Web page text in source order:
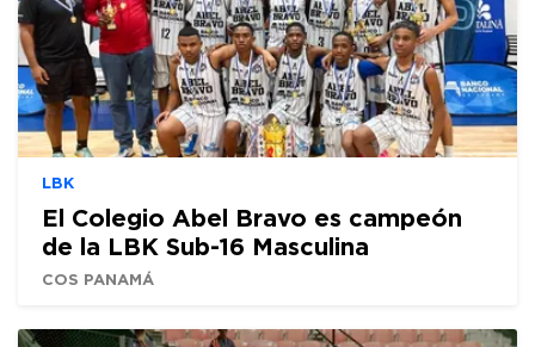
LBK
El Colegio Abel Bravo es campeón
de la LBK Sub-16 Masculina
COS PANAMÁ